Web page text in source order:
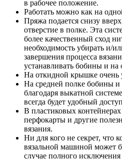
в рабочее положение.
Работать можно как на
Пряжа подается снизу
отверстие в полке. Эта
более качественный сход
необходимость убирать и/
завершения процесса
устанавливать бобины и
На откидной крышке очень
На средней полке бобины и
благодаря выкатной
всегда будет удобный
В пластиковых
перфокарты и другие
вязания.
Ни для кого не секрет, что
вязальной машиной может
случае полного